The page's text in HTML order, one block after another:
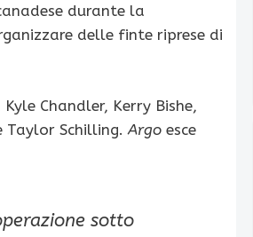
durante la
delle finte riprese di
Chandler, Kerry Bishe,
Taylor Schilling.Argo esce
sotto